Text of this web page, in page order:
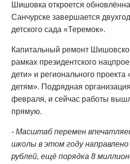
Шишовка откроется
Санчурске завершается
детского сада «Теремок».
Капитальный ремонт
рамках президентского
дети» и регионального
детям». Подрядная
февраля, и сейчас работы
прямую.
- Масштаб перемен
школы в этом году
рублей, ещё порядка 8